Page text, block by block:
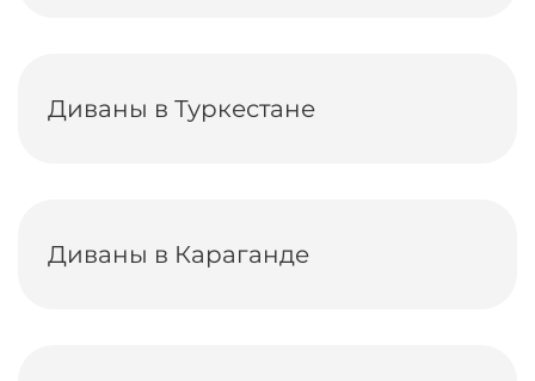
Диваны в Туркестане
Диваны в Караганде